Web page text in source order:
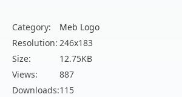
Category:
Meb Logo
Resolution: 246x183
Size:
12.75KB
Views:
887
Downloads:115